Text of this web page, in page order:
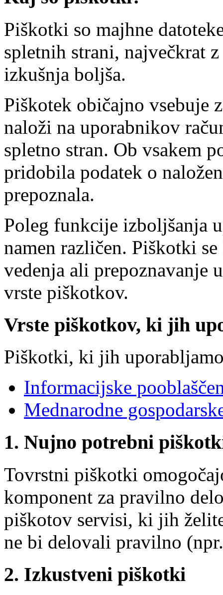
Piškotki so majhne
spletnih strani, največkrat
izkušnja boljša.
Piškotek običajno vsebuje
naloži na uporabnikov
spletno stran. Ob vsakem
pridobila podatek o
prepoznala.
Poleg funkcije izboljšanja
namen različen. Piškotki
vedenja ali prepoznavanje
vrste piškotkov.
Vrste piškotkov, ki jih
Piškotki, ki jih
Informacijske
Mednarodne
1. Nujno potrebni
Tovrstni piškotki
komponent za pravilno
piškotov servisi, ki jih
ne bi delovali pravilno
2. Izkustveni piškotki